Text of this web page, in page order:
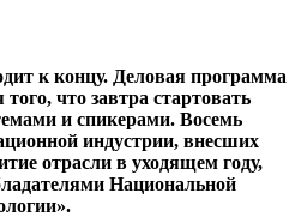
к концу. Деловая программа
что завтра стартовать
и спикерами. Восемь
индустрии, внесших
отрасли в уходящем году,
Национальной